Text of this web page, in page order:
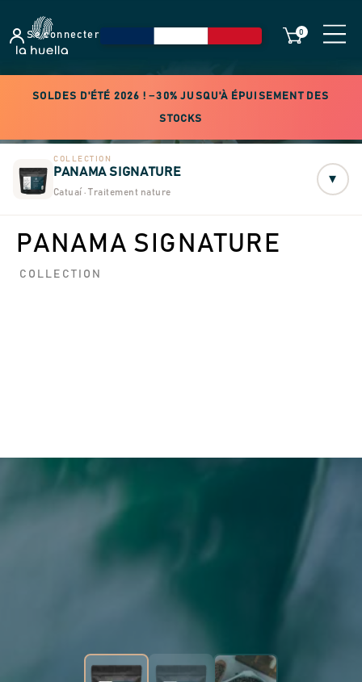
Se connecter 0
SOLDES D'ÉTÉ 2026 ! −30% JUSQU'À ÉPUISEMENT DES
STOCKS
COLLECTION
PANAMA SIGNATURE
Catuaí · Traitement nature
▾
PANAMA SIGNATURE
COLLECTION